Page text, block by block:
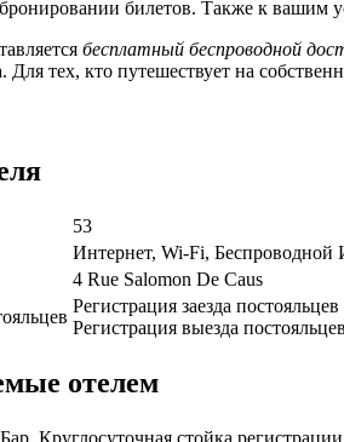
билетов. Также к вашим
бесплатный беспроводной
Для тех, кто путешествует на
53
Интернет, Wi-Fi, Беспроводной
4 Rue Salomon De Caus
Регистрация заезда
Регистрация выезда
отелем
Круглосуточная стойка